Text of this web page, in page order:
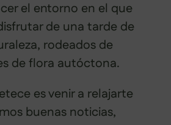
el entorno en el que
de una tarde de
rodeados de
de flora autóctona.
es venir a relajarte
buenas noticias,